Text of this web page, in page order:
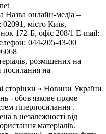
Назва онлайн-медіа –
місто Київ,
172-Б, офіс 208/1 E-mail:
044-205-43-00
розміщених на
посилання на
сторінки « Новини України
- обов'язкове пряме
гіперпосилання .
в незалежності від
матеріалів.